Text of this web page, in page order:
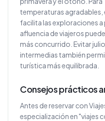
temperaturas agradables,
facilita las exploraciones a
afluencia de viajeros
más concurrido. Evitar
intermedias también
turística más equilibrada.
Consejos prácticos
Antes de reservar con
especialización en "viajes